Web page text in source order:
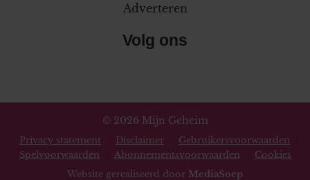
Adverteren
Volg ons
© 2026 Mijn Geheim
Privacy statement Disclaimer
Gebruikersvoorwaarden
Spelvoorwaarden
Abonnementsvoorwaarden
Cookies
Website gerealiseerd door MediaSoep